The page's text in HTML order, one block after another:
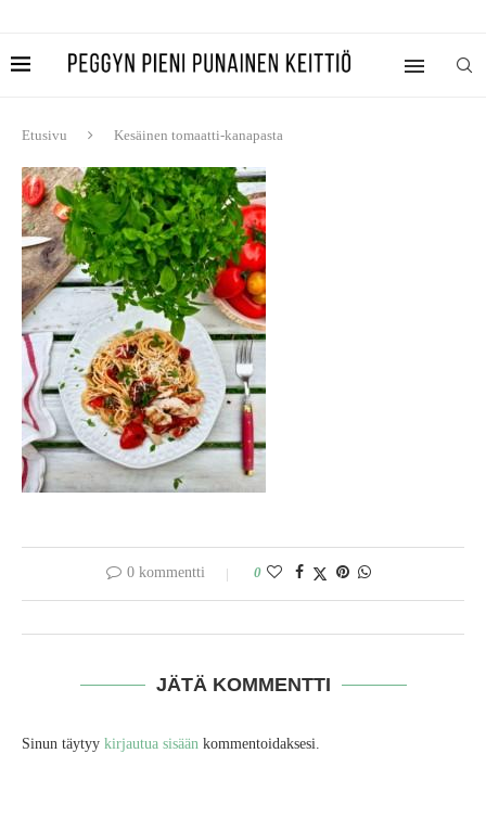
Etusivu Kesäinen tomaatti-kanapasta
0 kommentti 0
JÄTÄ KOMMENTTI
Sinun täytyy kirjautua sisään kommentoidaksesi.